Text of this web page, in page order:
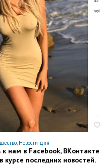
, Новости дня
к нам в Facebook,
курсе последних новостей.